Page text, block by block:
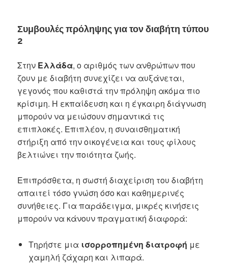
Συμβουλές πρόληψης για τον διαβήτη τύπου
2
Στην Ελλάδα, ο αριθμός των ανθρώπων που
ζουν με διαβήτη συνεχίζει να αυξάνεται,
γεγονός που καθιστά την πρόληψη ακόμα πιο
κρίσιμη. Η εκπαίδευση και η έγκαιρη διάγνωση
μπορούν να μειώσουν σημαντικά τις
επιπλοκές. Επιπλέον, η συναισθηματική
στήριξη από την οικογένεια και τους φίλους
βελτιώνει την ποιότητα ζωής.
Επιπρόσθετα, η σωστή διαχείριση του διαβήτη
απαιτεί τόσο γνώση όσο και καθημερινές
συνήθειες. Για παράδειγμα, μικρές κινήσεις
μπορούν να κάνουν πραγματική διαφορά:
Τηρήστε μια ισορροπημένη διατροφή με
χαμηλή ζάχαρη και λιπαρά.